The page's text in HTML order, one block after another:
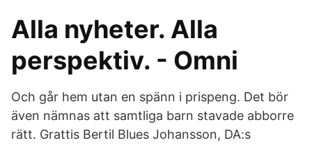
Alla nyheter. Alla
perspektiv. - Omni
Och går hem utan en spänn i prispeng. Det bör
även nämnas att samtliga barn stavade abborre
rätt. Grattis Bertil Blues Johansson, DA:s